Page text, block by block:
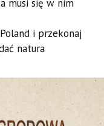
musi się w nim
i przekonaj
natura